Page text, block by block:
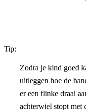
Tip:
Zodra je kind goed
uitleggen hoe de
er een flinke draai
achterwiel stopt met